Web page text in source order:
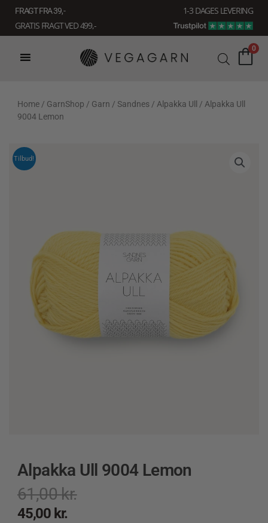
indholdet
FRAGT FRA 39, -
1-3 DAGES LEVERING
GRATIS FRAGT VED 499,-
0
Home / GarnShop / Garn / Sandnes / Alpakka Ull
/ Alpakka Ull
9004 Lemon
Tilbud!
Alpakka Ull 9004 Lemon
61,00kr.
45,00 kr.